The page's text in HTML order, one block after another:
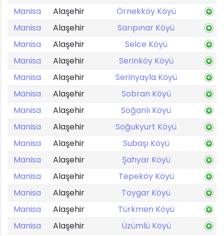
Manisa
Alaşehir
Örnekköy Köyü
Manisa
Alaşehir
Sarıpınar Köyü
Manisa
Alaşehir
Selce Köyü
Manisa
Alaşehir
Serinköy Köyü
Manisa
Alaşehir
Serinyayla Köyü
Manisa
Alaşehir
Sobran Köyü
Manisa
Alaşehir
Soğanlı Köyü
Manisa
Alaşehir
Soğukyurt Köyü
Manisa
Alaşehir
Subaşı Köyü
Manisa
Alaşehir
Şahyar Köyü
Manisa
Alaşehir
Tepeköy Köyü
Manisa
Alaşehir
Toygar Köyü
Manisa
Alaşehir
Türkmen Köyü
Manisa
Alaşehir
Üzümlü Köyü